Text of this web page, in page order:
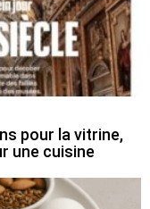
pour la vitrine,
une cuisine